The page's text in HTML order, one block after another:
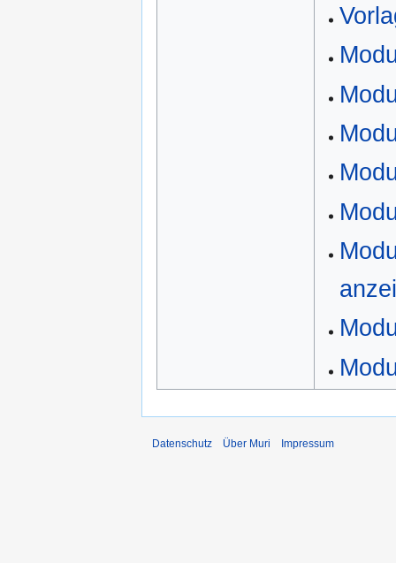
Datenschutz Über Muri Impressum